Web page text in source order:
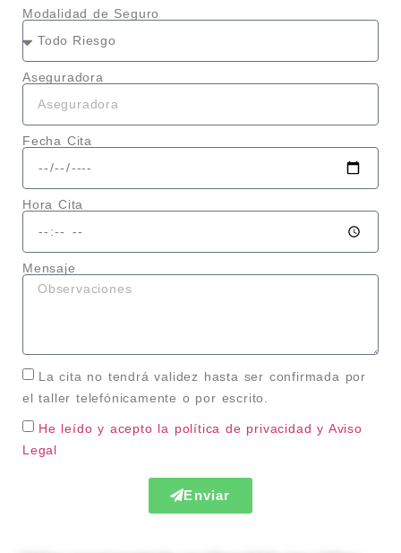
Modalidad de Seguro
Aseguradora
Fecha Cita
Hora Cita
Mensaje
La cita no tendrá validez hasta ser confirmada por
el taller telefónicamente o por escrito.
He leído y acepto la política de privacidad y Aviso
Legal
Enviar